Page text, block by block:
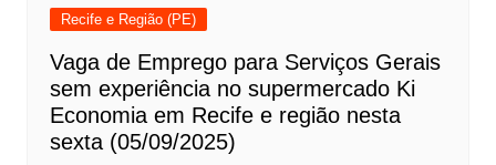
Recife e Região (PE)
Vaga de Emprego para Serviços Gerais
sem experiência no supermercado Ki
Economia em Recife e região nesta
sexta (05/09/2025)